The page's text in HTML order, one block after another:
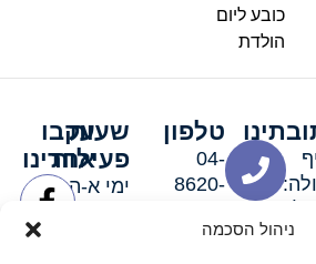
ניהול הסכמה
כובע ליום
הולדת
מגדל
טלפון
04-
8620-
שעות
פעילות
ימי א-ה:
עקבו
אחרינו